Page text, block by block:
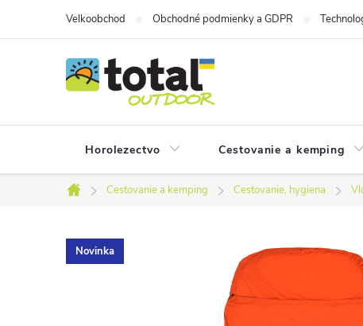
Velkoobchod Obchodné podmienky a GDPR
Horolezectvo Cestovanie a kemping
Domov
Cestovanie a kemping Cestovanie, hygiena
Novinka